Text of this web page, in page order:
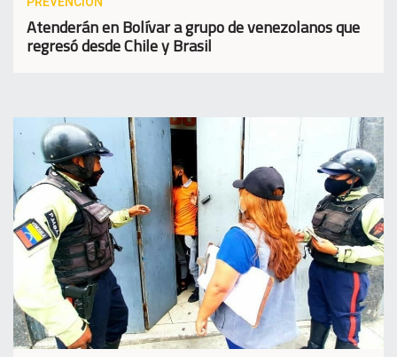
Atenderán en Bolívar a grupo de venezolanos que
regresó desde Chile y Brasil